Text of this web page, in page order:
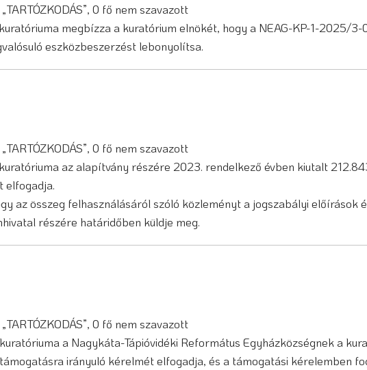
0 fő nem szavazott
megbízza a kuratórium elnökét, hogy a NEAG-KP-1-2025/3-
eszközbeszerzést lebonyolítsa.
0 fő nem szavazott
az alapítvány részére 2023. rendelkező évben kiutalt
elfogadja.
az összeg felhasználásáról szóló közleményt a jogszabályi előírások
részére határidőben küldje meg.
0 fő nem szavazott
a Nagykáta-Tápióvidéki Református Egyházközségnek a
irányuló kérelmét elfogadja, és a támogatási kérelemben